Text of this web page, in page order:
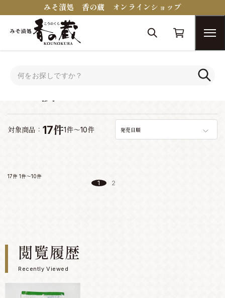
みそ漬処 香の蔵 オンラインショップ
対象商品： 17件1件～10件 発売日順
17件 1件～10件
1 2
閲覧履歴
Recently Viewed